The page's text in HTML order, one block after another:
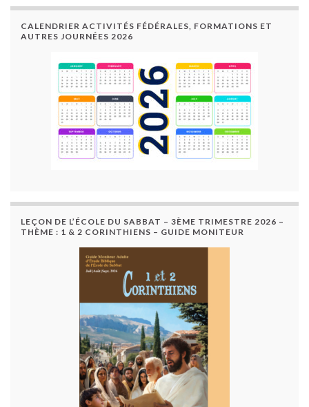
CALENDRIER ACTIVITÉS FÉDÉRALES, FORMATIONS ET
AUTRES JOURNÉES 2026
LEÇON DE L’ÉCOLE DU SABBAT – 3ÈME TRIMESTRE 2026 –
THÈME : 1 & 2 CORINTHIENS – GUIDE MONITEUR